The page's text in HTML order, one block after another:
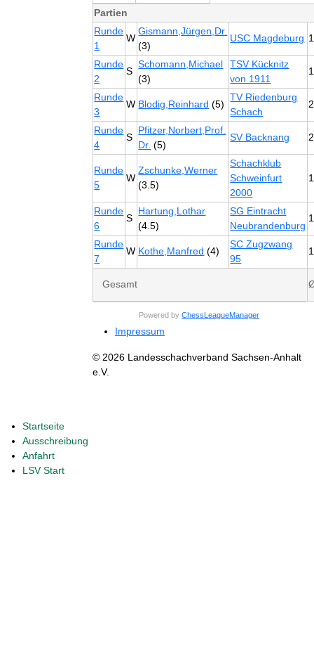
Partien
Runde
1
W
Gismann,Jürgen,Dr.
(3)
USC Magdeburg
Runde
2
S
Schomann,Michael
(3)
TSV Kücknitz
von 1911
Runde
3
W Blodig,Reinhard (5)
TV Riedenburg
Schach
Runde
4
S
Pfitzer,Norbert,Prof.
Dr. (5)
SV Backnang
Runde
5
W
Zschunke,Werner
(3.5)
Schachklub
Schweinfurt
2000
Runde
6
S
Hartung,Lothar
(4.5)
SG Eintracht
Neubrandenburg
Runde
7
W Kothe,Manfred (4)
SC Zugzwang
95
Gesamt
Powered by ChessLeagueManager
Impressum
© 2026 Landesschachverband Sachsen-Anhalt
e.V.
Startseite
Ausschreibung
Anfahrt
LSV Start